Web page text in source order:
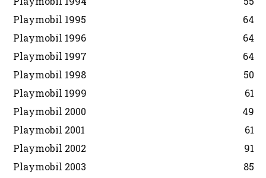
Playmobil 1995
64
Playmobil 1996
64
Playmobil 1997
64
Playmobil 1998
50
Playmobil 1999
61
Playmobil 2000
49
Playmobil 2001
61
Playmobil 2002
91
Playmobil 2003
85